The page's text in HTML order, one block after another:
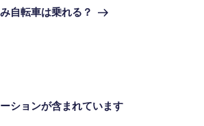
自転車は乗れる？
ションが含まれています